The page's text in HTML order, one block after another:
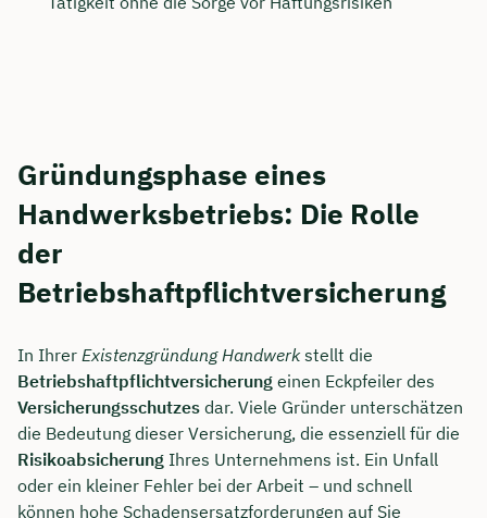
Gründungsphase eines
Handwerksbetriebs: Die Rolle
der
Betriebshaftpflichtversicherung
In Ihrer Existenzgründung Handwerkstellt die
Betriebshaftpflichtversicherung einen Eckpfeiler des
Versicherungsschutzes dar. Viele Gründer unterschätzen
die Bedeutung dieser Versicherung, die essenziell für die
Risikoabsicherung Ihres Unternehmens ist. Ein Unfall
oder ein kleiner Fehler bei der Arbeit – und schnell
können hohe Schadensersatzforderungen auf Sie